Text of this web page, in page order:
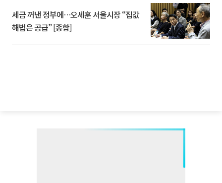
세금 꺼낸 정부에…오세훈 서울시장 “집값
해법은 공급” [종합]